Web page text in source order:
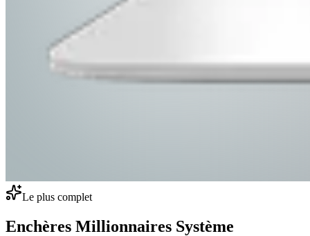
Le plus complet
Enchères Millionnaires Système